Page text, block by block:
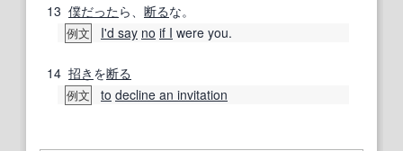
13 僕だったら、 断るな。
例文 I'd say no if I were you.
14 招き を断る
例文 to decline an invitation